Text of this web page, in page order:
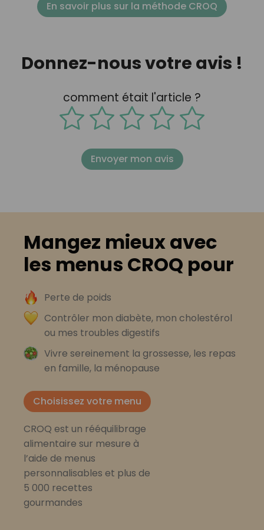
En savoir plus sur la méthode CROQ
Donnez-nous votre avis !
comment était l'article ?
Envoyer mon avis
Mangez mieux avec
les menus CROQ pour
Perte de poids
Contrôler mon diabète, mon cholestérol
ou mes troubles digestifs
Vivre sereinement la grossesse, les repas
en famille, la ménopause
Choisissez votre menu
CROQ est un rééquilibrage
alimentaire sur mesure à
l’aide de menus
personnalisables et plus de
5 000 recettes
gourmandes